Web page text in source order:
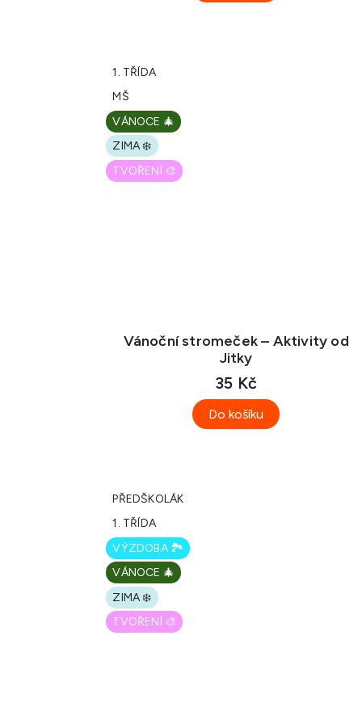
1. TŘÍDA
MŠ
VÁNOCE 🎄
ZIMA ❄️
TVOŘENÍ 🎨
Vánoční stromeček – Aktivity od
Jitky
35 Kč
Do košíku
PŘEDŠKOLÁK
1. TŘÍDA
VÝZDOBA 🏞️
VÁNOCE 🎄
ZIMA ❄️
TVOŘENÍ 🎨